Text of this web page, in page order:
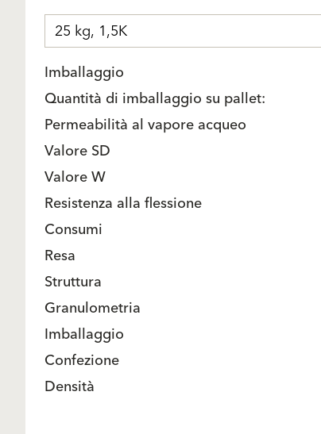
25 kg, 1,5K
Imballaggio
Quantità di imballaggio su pallet:
Permeabilità al vapore acqueo
Valore SD
Valore W
Resistenza alla flessione
Consumi
Resa
Struttura
Granulometria
Imballaggio
Confezione
Densità